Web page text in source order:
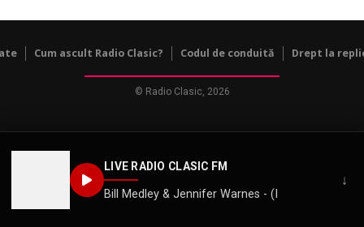
LIVE RADIO CLASIC FM
Bill Medley & Jennifer Warnes - (I
↓
Cum ascult Radio Clasic? Codul de conduită Drept la
© Radio Clasic, 2026